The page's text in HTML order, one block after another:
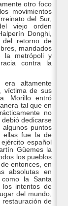
otro foco
movimientos
del Sur,
viejo orden
Donghi,
del retorno de
mandados
la metrópoli y
contra la
era altamente
víctima de sus
Morillo entró
tal que en
no
dedicarse
puntos
ellas fue la de
español
Güemes la
los pueblos
entonces, en
absolutas en
la Santa
los intentos de
del mundo,
de